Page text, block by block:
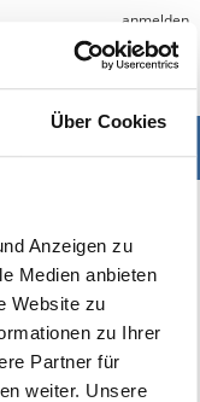
Über Cookies
Anzeigen zu
Medien anbieten
Website zu
zu Ihrer
Partner für
weiter. Unsere
anmelden
ABES/Objects